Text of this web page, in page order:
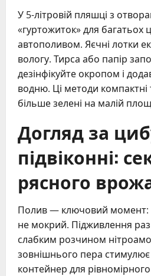
У 5-літровій пляшці з
«гуртожиток» для багатьох
автополивом. Яєчні лотки
вологу. Тирса або папір
дезінфікуйте окропом і
водню. Ці методи компактні
більше зелені на малій
Догляд за
підвіконні:
рясного
Полив — ключовий момент:
не мокрий. Підживлення раз
слабким розчином
зовнішнього пера
контейнер для